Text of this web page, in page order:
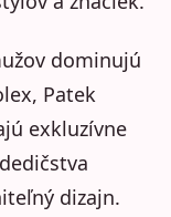
dominujú
Patek
exkluzívne
dizajn.